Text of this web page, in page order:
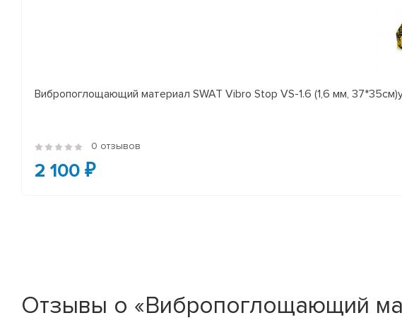
Вибропоглощающий материал SWAT Vibro Stop VS-1.6 (1,6 мм,
0 отзывов
2 100 ₽
Отзывы о «Вибропоглощающий